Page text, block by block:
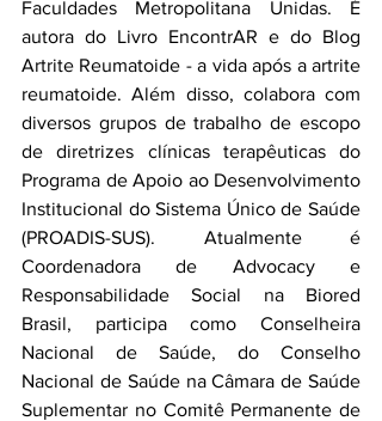
Faculdades Metropolitana Unidas. É
autora do Livro EncontrAR e do Blog
Artrite Reumatoide - a vida após a artrite
reumatoide. Além disso, colabora com
diversos grupos de trabalho de escopo
de diretrizes clínicas terapêuticas do
Programa de Apoio ao Desenvolvimento
Institucional do Sistema Único de Saúde
(PROADIS-SUS). Atualmente é
Coordenadora de Advocacy e
Responsabilidade Social na Biored
Brasil, participa como Conselheira
Nacional de Saúde, do Conselho
Nacional de Saúde na Câmara de Saúde
Suplementar no Comitê Permanente de